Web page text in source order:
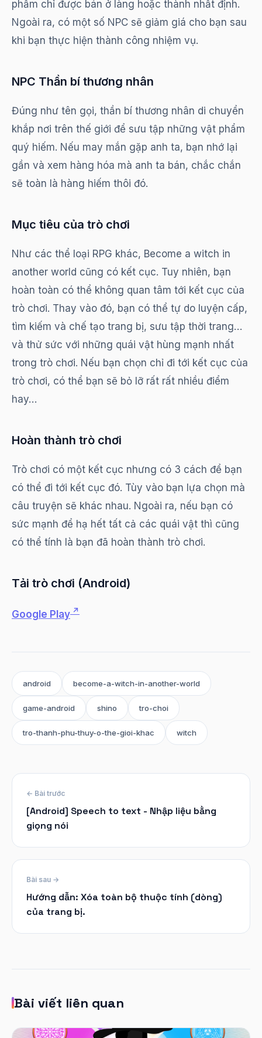
phẩm chỉ được bán ở làng hoặc thành nhất định.
Ngoài ra, có một số NPC sẽ giảm giá cho bạn sau
khi bạn thực hiện thành công nhiệm vụ.
NPC Thần bí thương nhân
Đúng như tên gọi, thần bí thương nhân di chuyển
khắp nơi trên thế giới để sưu tập những vật phẩm
quý hiếm. Nếu may mắn gặp anh ta, bạn nhớ lại
gần và xem hàng hóa mà anh ta bán, chắc chắn
sẽ toàn là hàng hiếm thôi đó.
Mục tiêu của trò chơi
Như các thể loại RPG khác, Become a witch in
another world cũng có kết cục. Tuy nhiên, bạn
hoàn toàn có thể không quan tâm tới kết cục của
trò chơi. Thay vào đó, bạn có thể tự do luyện cấp,
tìm kiếm và chế tạo trang bị, sưu tập thời trang…
và thử sức với những quái vật hùng mạnh nhất
trong trò chơi. Nếu bạn chọn chỉ đi tới kết cục của
trò chơi, có thể bạn sẽ bỏ lỡ rất rất nhiều điểm
hay…
Hoàn thành trò chơi
Trò chơi có một kết cục nhưng có 3 cách để bạn
có thể đi tới kết cục đó. Tùy vào bạn lựa chọn mà
câu truyện sẽ khác nhau. Ngoài ra, nếu bạn có
sức mạnh để hạ hết tất cả các quái vật thì cũng
có thể tính là bạn đã hoàn thành trò chơi.
Tải trò chơi (Android)
Google Play
android become-a-witch-in-another-world
game-android shino tro-choi
tro-thanh-phu-thuy-o-the-gioi-khac witch
← Bài trước
[Android] Speech to text - Nhập liệu bằng
giọng nói
Bài sau →
Hướng dẫn: Xóa toàn bộ thuộc tính (dòng)
của trang bị.
Bài viết liên quan